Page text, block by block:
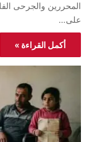
المحررين والجرحى
على…
أكمل القراءة »